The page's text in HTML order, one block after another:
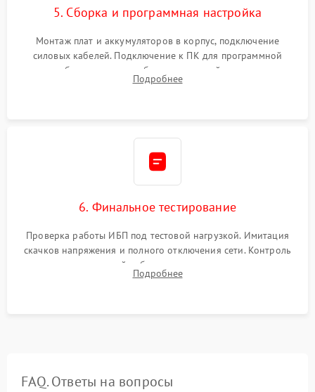
5. Сборка и программная настройка
Монтаж плат и аккумуляторов в корпус, подключение
силовых кабелей. Подключение к ПК для программной
калибровки констант батареи, настройки порогов
срабатывания AVR и сброса счетчиков старения АКБ.
Подробнее
6. Финальное тестирование
Проверка работы ИБП под тестовой нагрузкой. Имитация
скачков напряжения и полного отключения сети. Контроль
времени автономной работы, температурного режима и
корректности формы выходного сигнала.
Подробнее
FAQ. Ответы на вопросы